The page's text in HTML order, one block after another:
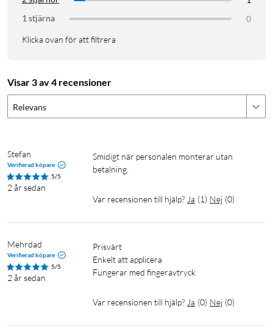
1 stjärna
0
Klicka ovan för att filtrera
Visar 3 av 4 recensioner
Relevans
Stefan
Verifierad köpare
5/5
2 år sedan
smidigt när personalen monterar utan
betalning.
Var recensionen till hjälp? Ja (1) Nej (0)
Mehrdad
Verifierad köpare
5/5
2 år sedan
Prisvärt
Enkelt att applicera
Fungerar med fingeravtryck
Var recensionen till hjälp? Ja (0) Nej (0)